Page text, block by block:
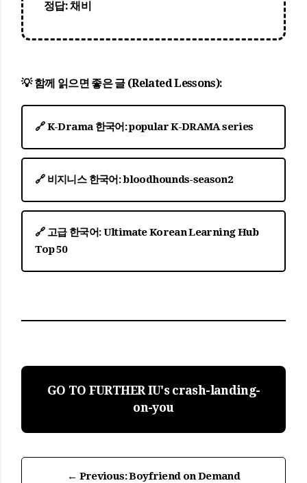
정답:채비
💡 함께 읽으면 좋은 글 (Related Lessons):
🔗K-Drama 한국어:popular K-DRAMA series
🔗 비지니스 한국어:bloodhounds-season2
🔗 고급 한국어:Ultimate Korean Learning Hub
Top 50
GO TO FURTHER IU's crash-landing-
on-you
← Previous: Boyfriend on Demand